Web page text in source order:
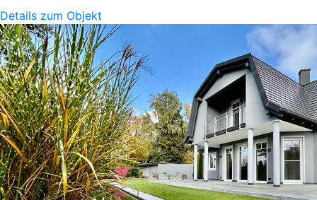
Details zum Objekt